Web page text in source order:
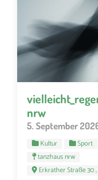
nrw
5. September
Kultur Sport
tanzhaus nrw
Erkrather Straße 30